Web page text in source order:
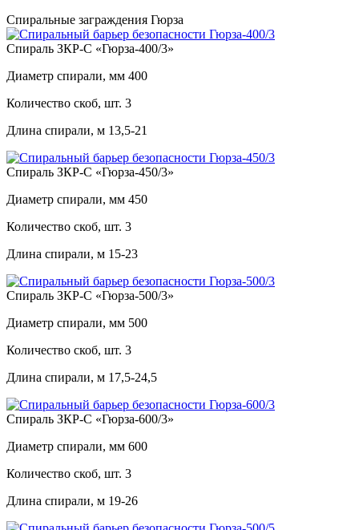
Спиральные заграждения Гюрза
Спираль ЗКР-С «Гюрза-400/3»
Диаметр спирали, мм 400
Количество скоб, шт. 3
Длина спирали, м 13,5-21
Спираль ЗКР-С «Гюрза-450/3»
Диаметр спирали, мм 450
Количество скоб, шт. 3
Длина спирали, м 15-23
Спираль ЗКР-С «Гюрза-500/3»
Диаметр спирали, мм 500
Количество скоб, шт. 3
Длина спирали, м 17,5-24,5
Спираль ЗКР-С «Гюрза-600/3»
Диаметр спирали, мм 600
Количество скоб, шт. 3
Длина спирали, м 19-26